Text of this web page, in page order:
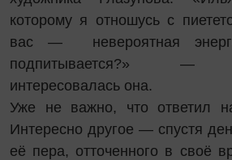
которому я отношусь с
вас — невероятная
подпитывается?» —
интересовалась она.
Уже не важно, что ответил
Интересно другое — спустя
её пера, отточенного в своё